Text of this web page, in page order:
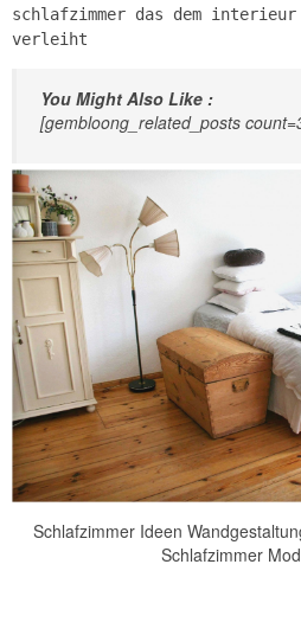
schlafzimmer das dem
verleiht
You Might Also Like :
[gembloong_related_posts
Schlafzimmer Ideen
Schlafzimmer